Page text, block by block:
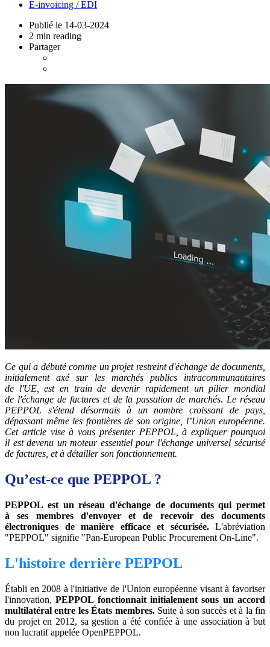
E-invoicing / EDI
Publié le 14-03-2024
2 min reading
Partager
Ce qui a débuté comme un projet restreint d'échange de documents,
initialement axé sur les marchés publics intracommunautaires
de l'UE, est en train de devenir rapidement un pilier mondial
de l'échange de factures et de la passation de marchés. Le réseau
PEPPOL s'étend désormais à un nombre croissant de pays,
dépassant même les frontières de son origine, l’Union européenne.
Cet article vise à vous présenter PEPPOL, à expliquer pourquoi
il est devenu un moteur essentiel pour l'échange universel sécurisé
de factures, et à détailler son fonctionnement.
Qu’est-ce que PEPPOL ?
PEPPOL est un réseau d'échange de documents qui permet
à ses membres d'envoyer et de recevoir des documents
électroniques de manière efficace et sécurisée.L'abréviation
"PEPPOL" signifie "Pan-European Public Procurement On-Line".
L'histoire derrière PEPPOL
Établi en 2008 à l'initiative de l'Union européenne visant à favoriser
l'innovation,PEPPOL fonctionnait initialement sous un accord
multilatéral entre les États membres.Suite à son succès et à la fin
du projet en 2012, sa gestion a été confiée à une association à but
non lucratif appelée OpenPEPPOL.